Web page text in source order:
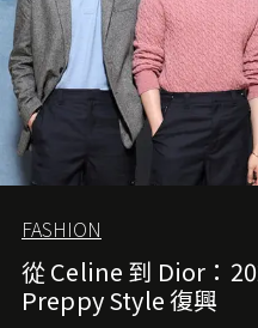
FASHION
從 Celine 到 Dior：
Preppy Style 復興